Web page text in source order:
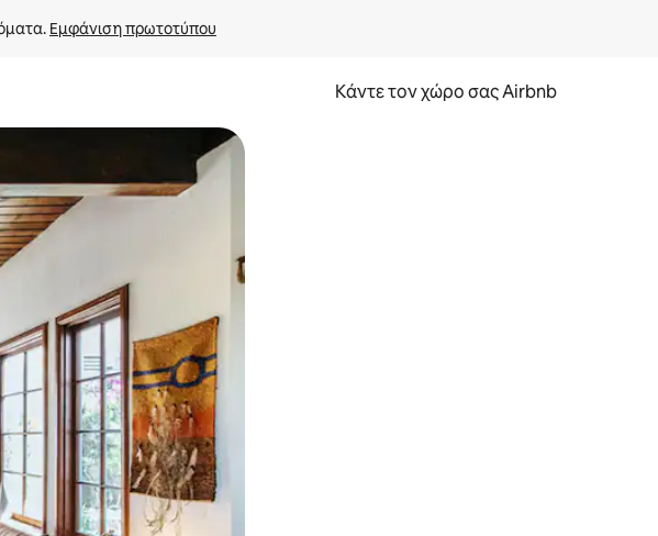
Εμφάνιση πρωτοτύπου
Κάντε τον χώρο σας Airbnb
και κάτω βέλους, να την εξερευνήσετε με την αφή ή να τη σύρετε με τα δάχτυλα.